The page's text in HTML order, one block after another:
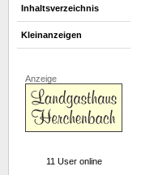
Inhaltsverzeichnis
Kleinanzeigen
Anzeige
11 User online